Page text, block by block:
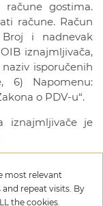
gostima.
račune. Račun
i nadnevak
iznajmljivača,
isporučenih
6) Napomenu:
o PDV-u“.
iznajmljivače je
knjiga
most relevant
repeat visits. By
the cookies.